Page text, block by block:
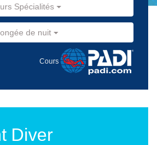
Spécialités
de nuit
Cours
Diver